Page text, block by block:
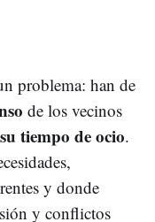
problema: han de
de los vecinos
tiempo de ocio.
y donde
y conflictos